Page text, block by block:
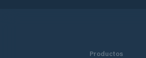
Productos